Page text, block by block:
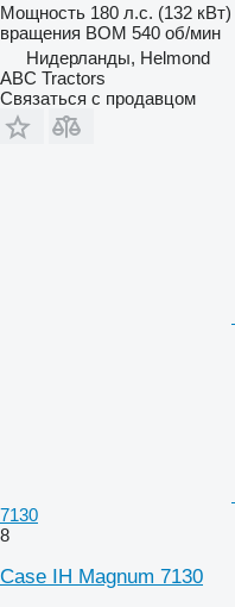
Мощность 180 л.с. (132 кВт)
вращения ВОМ 540 об/мин
Нидерланды, Helmond
ABC Tractors
Связаться с продавцом
7130
8
Case IH Magnum 7130